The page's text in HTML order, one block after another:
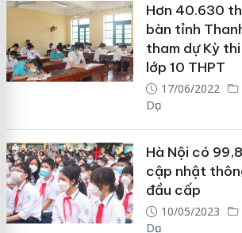
Hơn 40.630
bàn tỉnh
tham dự Kỳ
lớp 10 THPT
17/06/2022
Dục
Hà Nội có
cập nhật
đầu cấp
10/05/2023
Dục